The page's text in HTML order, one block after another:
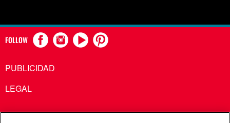
FOLLOW
PUBLICIDAD
LEGAL